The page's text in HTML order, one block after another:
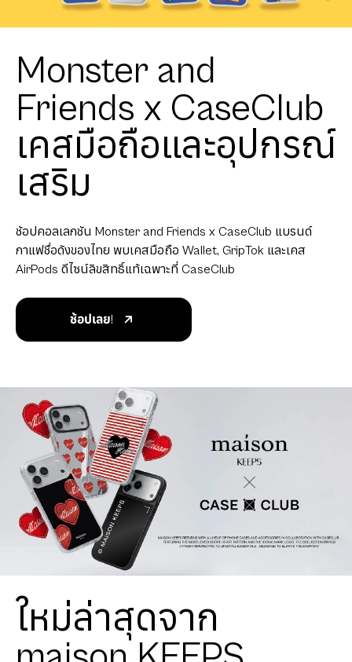
Monster and
Friends x CaseClub
เคสมือถือและอุปกรณ์
เสริม
ช้อปคอลเลกชัน Monster and Friends x CaseClub แบรนด์
กาแฟชื่อดังของไทย พบเคสมือถือ Wallet, GripTok และเคส
AirPods ดีไซน์ลิขสิทธิ์แท้เฉพาะที่ CaseClub
ช้อปเลย!
ใหม่ล่าสุดจาก